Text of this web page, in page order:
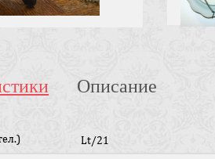
Описание
Lt/21